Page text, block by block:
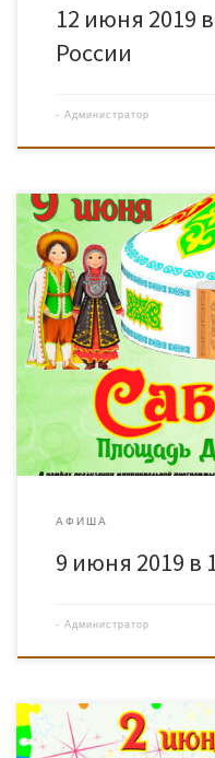
12 июня 2019
России
- Администратор
АФИША
9 июня 2019 в
- Администратор